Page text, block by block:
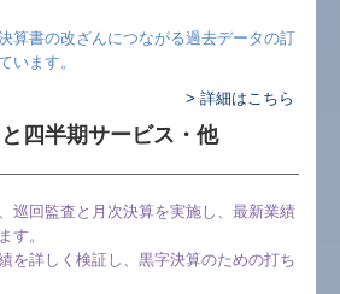
算書の改ざんにつながる過去データの訂
います。
> 詳細はこちら
四半期サービス・他
巡回監査と月次決算を実施し、最新業績
す。
を詳しく検証し、黒字決算のための打ち